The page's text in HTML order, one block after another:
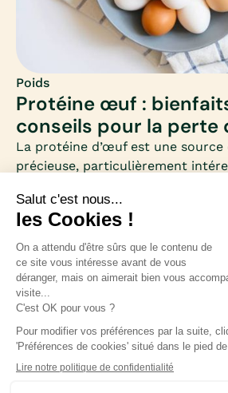
Poids
Protéine œuf :
conseils pour la perte
La protéine d’œuf est une
précieuse, particulièrement
femmes qui souhaitent perdre du
acides aminés essentiels et
se distingue comme un allié
Inscrivez-vous à notre newsletter
informée des nouveautés